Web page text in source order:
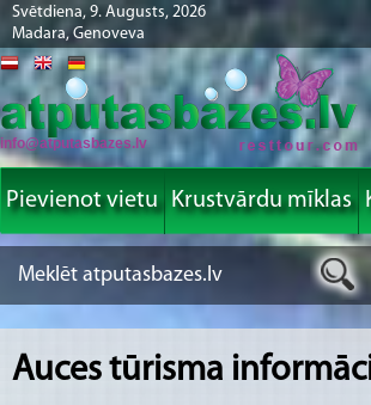
Svētdiena, 9. Augusts, 2026
Madara, Genoveva
info@atputasbazes.lv
Pievienot vietu Krustvārdu mīklas
Auces tūrisma